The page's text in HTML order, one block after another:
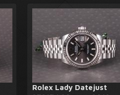
Rolex Lady Datejust